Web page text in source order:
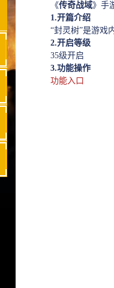
《传奇战域》手
1.开篇介绍
“封灵树”是游戏内
2.开启等级
35级开启
3.功能操作
功能入口